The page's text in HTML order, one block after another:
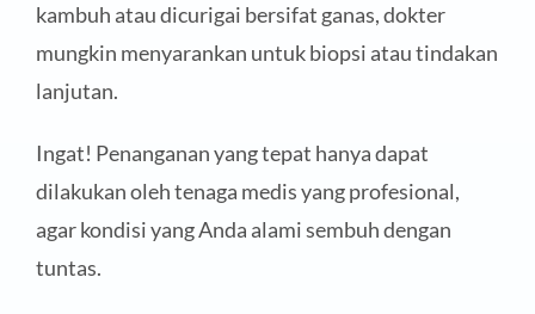
kambuh atau dicurigai bersifat ganas, dokter
mungkin menyarankan untuk biopsi atau tindakan
lanjutan.
Ingat! Penanganan yang tepat hanya dapat
dilakukan oleh tenaga medis yang profesional,
agar kondisi yang Anda alami sembuh dengan
tuntas.